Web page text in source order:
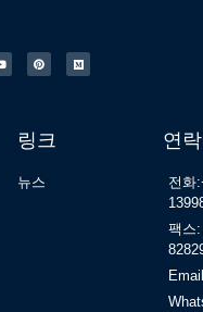
링크
뉴스
연
전화
팩스